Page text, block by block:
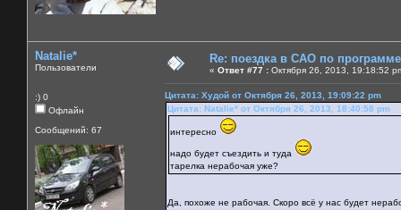
Natalie*
Пользователи
:) 0
Офлайн
Сообщений: 67
Re: поездка в САО по
« Ответ #77 : Октября 26, 2013, 19:18:52
Цитата: Худой от Октября 26, 2013, 19:09:22 pm
Цитата: Natalie* от Октября 26, 2013, 18:40:58 pm
интересно
надо будет съездить и туда
тарелка нерабочая уже?
Да, похоже не рабочая. Скоро всё у нас будет